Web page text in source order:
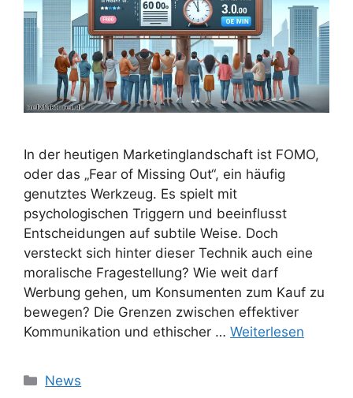
In der heutigen Marketinglandschaft ist FOMO,
oder das „Fear of Missing Out“, ein häufig
genutztes Werkzeug. Es spielt mit
psychologischen Triggern und beeinflusst
Entscheidungen auf subtile Weise. Doch
versteckt sich hinter dieser Technik auch eine
moralische Fragestellung? Wie weit darf
Werbung gehen, um Konsumenten zum Kauf zu
bewegen? Die Grenzen zwischen effektiver
Kommunikation und ethischer … Weiterlesen
Kategorien
News